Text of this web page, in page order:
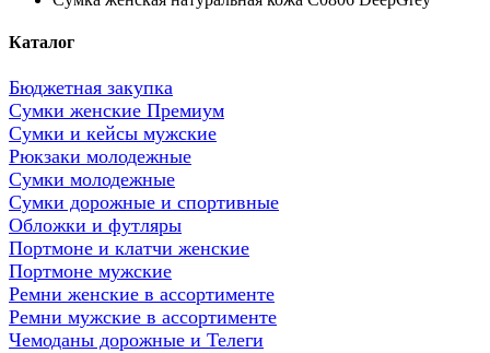
Каталог
Бюджетная закупка
Сумки женские Премиум
Сумки и кейсы мужские
Рюкзаки молодежные
Сумки молодежные
Сумки дорожные и спортивные
Обложки и футляры
Портмоне и клатчи женские
Портмоне мужские
Ремни женские в ассортименте
Ремни мужские в ассортименте
Чемоданы дорожные и Телеги